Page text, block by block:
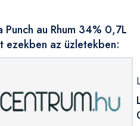
au Rhum 34% 0,7L
az üzletekben: